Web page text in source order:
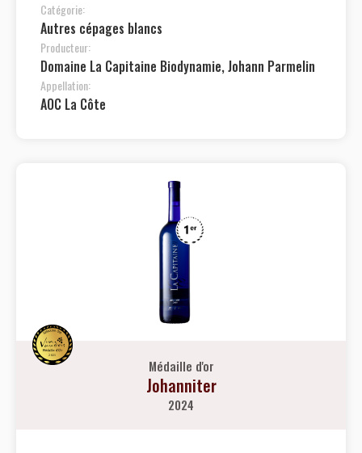
Catégorie:
Autres cépages blancs
Producteur:
Domaine La Capitaine Biodynamie, Johann Parmelin
Appellation:
AOC La Côte
Médaille d'or
Johanniter
2024